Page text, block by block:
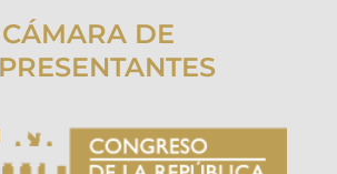
CÁMARA DE